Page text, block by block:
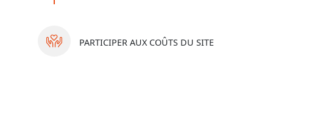
PARTICIPER AUX COÛTS DU SITE